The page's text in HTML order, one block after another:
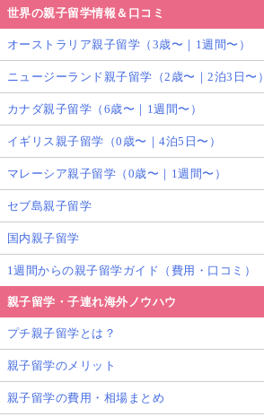
世界の親子留学情報＆口コミ
オーストラリア親子留学（3歳〜｜1週間〜）
ニュージーランド親子留学（2歳〜｜2泊3日〜）
カナダ親子留学（6歳〜｜1週間〜）
イギリス親子留学（0歳〜｜4泊5日〜）
マレーシア親子留学（0歳〜｜1週間〜）
セブ島親子留学
国内親子留学
1週間からの親子留学ガイド（費用・口コミ）
親子留学・子連れ海外ノウハウ
プチ親子留学とは？
親子留学のメリット
親子留学の費用・相場まとめ